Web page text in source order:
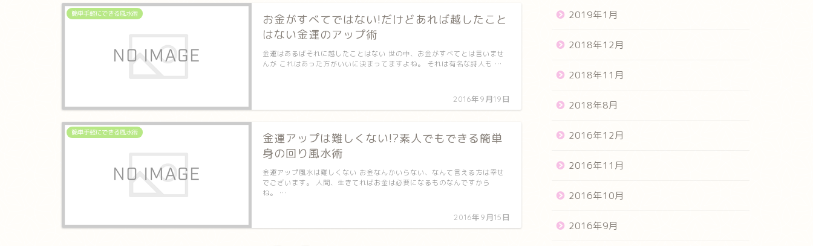
簡単手軽にできる風水術
お金がすべてではない!だけどあれば越したこと
はない金運のアップ術
2016年9月19日
金運はあるばそれに越したことはない 世の中、お金がすべてとは言いませ
んが これはあった方がいいに決まってますよね。 それは有名な詩人も …
簡単手軽にできる風水術
金運アップは難しくない!?素人でもできる簡単
身の回り風水術
2016年9月15日
金運アップ風水は難しくない お金なんかいらない、なんて言える方は幸せ
でございます。 人間、生きてればお金は必要になるものなんですから
ね。 …
2019年1月
2018年12月
2018年11月
2018年8月
2016年12月
2016年11月
2016年10月
2016年9月